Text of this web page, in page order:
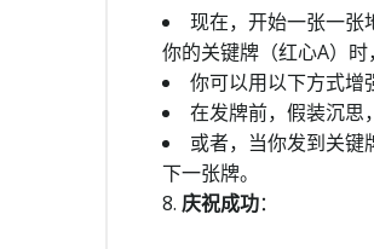
现在，开始一张一张
你的关键牌（红心A）时
你可以用以下方式增
在发牌前，假装沉思
或者，当你发到关键
下一张牌。
8. 庆祝成功：